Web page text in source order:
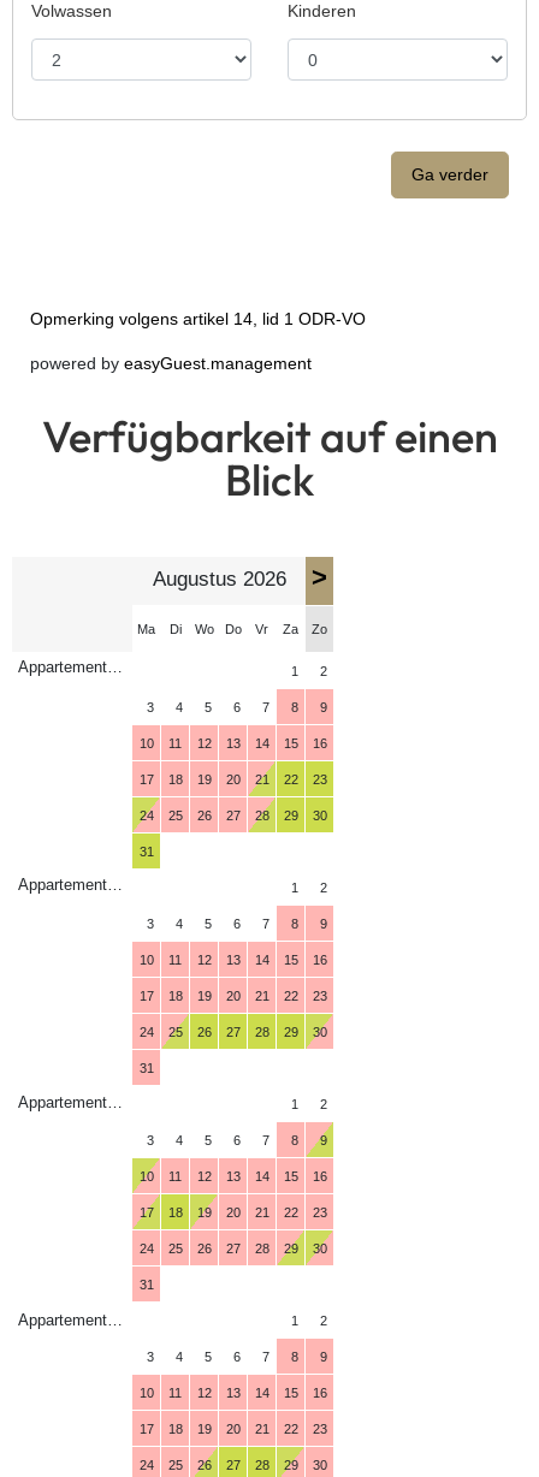
Verfügbarkeit auf einen
Blick